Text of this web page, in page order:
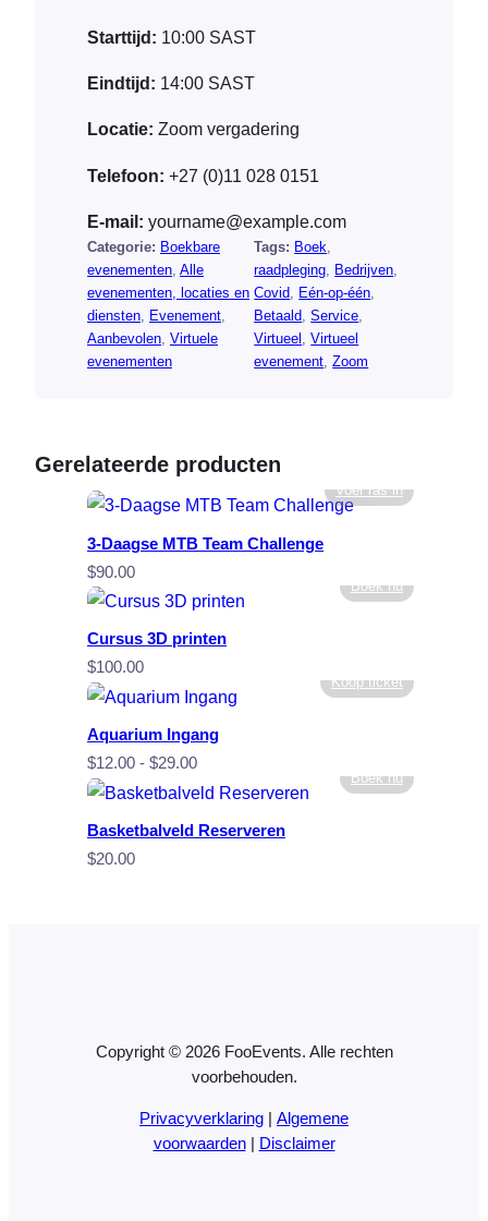
Starttijd: 10:00 SAST
Eindtijd: 14:00 SAST
Locatie: Zoom vergadering
Telefoon: +27 (0)11 028 0151
E-mail: yourname@example.com
Categorie: Boekbare
evenementen Alle
evenementen, locaties en
diensten
Evenement
Aanbevolen Virtuele
evenementen
Tags: Boek
raadpleging
Bedrijven
Covid
Eén-op-één
Betaald , Service
Virtueel
, Virtueel
evenement , Zoom
Gerelateerde producten
Voer ras in
3-Daagse MTB Team Challenge
$90.00
Boek nu
Cursus 3D printen
$100.00
Koop ticket
Aquarium Ingang
$12.00 - $29.00Prijsklasse:
$12,00
$29,00
Boek nu
Basketbalveld Reserveren
$20.00
Copyright © 2026 FooEvents. Alle rechten
voorbehouden.
Privacyverklaring
Algemene
voorwaarden| Disclaimer